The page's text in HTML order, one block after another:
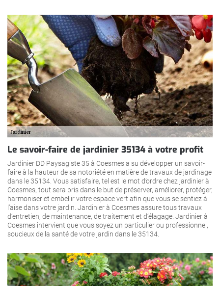
Le savoir-faire de jardinier 35134 à votre profit
Jardinier DD Paysagiste 35 à Coesmes a su développer un savoir-
faire à la hauteur de sa notoriété en matière de travaux de jardinage
dans le 35134. Vous satisfaire, tel est le mot d’ordre chez jardinier à
Coesmes, tout sera pris dans le but de préserver, améliorer, protéger,
harmoniser et embellir votre espace vert afin que vous se sentiez à
l’aise dans votre jardin. Jardinier à Coesmes assure tous travaux
d’entretien, de maintenance, de traitement et d’élagage. Jardinier à
Coesmes intervient que vous soyez un particulier ou professionnel,
soucieux de la santé de votre jardin dans le 35134.